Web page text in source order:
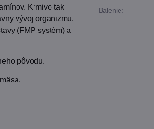
Krmivo tak
vývoj organizmu.
(FMP systém) a
pôvodu.
Balenie: